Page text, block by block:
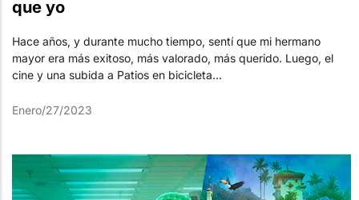
que yo
Hace años, y durante mucho tiempo, sentí que mi hermano
mayor era más exitoso, más valorado, más querido. Luego, el
cine y una subida a Patios en bicicleta...
Enero/27/2023